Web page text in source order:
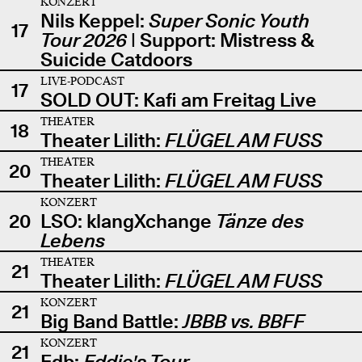
17 Nils Keppel: Super Sonic Youth
Tour 2026| Support: Mistress &
Suicide Catdoors
17
LIVE-PODCAST
SOLD OUT: Kafi am Freitag Live
18
THEATER
Theater Lilith: FLÜGEL AM FUSS
20
THEATER
Theater Lilith: FLÜGEL AM FUSS
20
KONZERT
LSO: klangXchange Tänze des
Lebens
21
THEATER
Theater Lilith: FLÜGEL AM FUSS
21
KONZERT
Big Band Battle:JBBB vs. BBFF
21
KONZERT